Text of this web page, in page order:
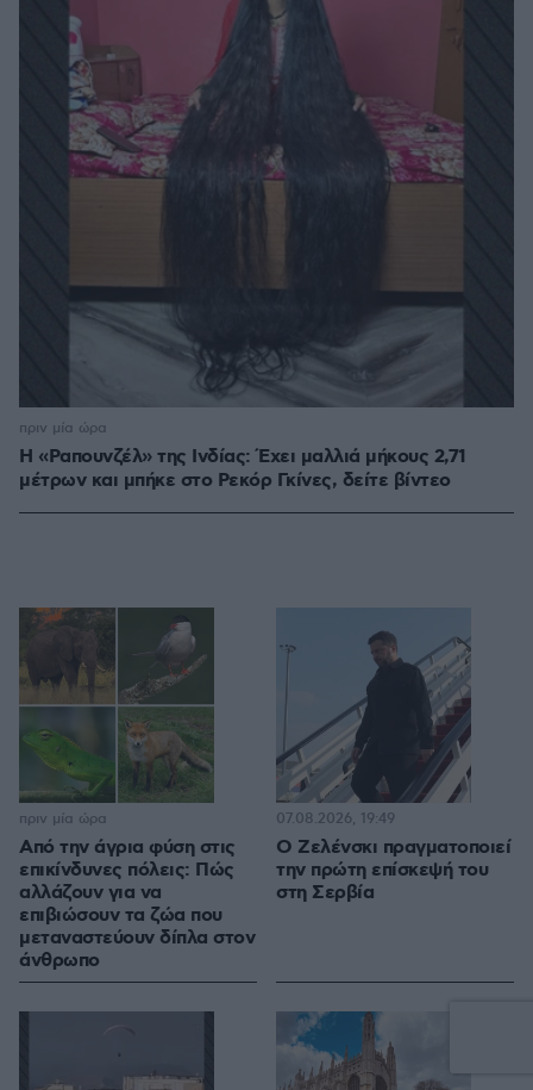
Η «Ραπουνζέλ» της Ινδίας: Έχει μαλλιά μήκους 2,71
μέτρων και μπήκε στο Ρεκόρ Γκίνες, δείτε βίντεο
πριν μία ώρα
Από την άγρια φύση στις
επικίνδυνες πόλεις: Πώς
αλλάζουν για να
επιβιώσουν τα ζώα που
μεταναστεύουν δίπλα στον
άνθρωπο
πριν μία ώρα
Ο Ζελένσκι πραγματοποιεί
την πρώτη επίσκεψή του
στη Σερβία
07.08.2026, 19:49